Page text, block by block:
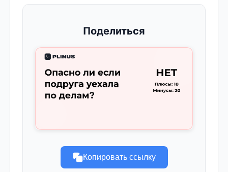
Поделиться
Копировать ссылку